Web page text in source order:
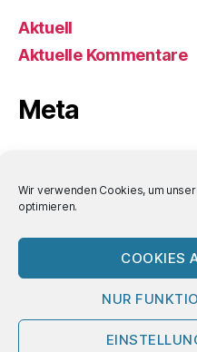
Wir verwenden Cookies, um
optimieren.
COOKIES
NUR
Aktuell
Aktuelle Kommentare
Meta
Eintrags-Feed
Kommentar-Feed
WordPress.org
© 2026Bornemann-